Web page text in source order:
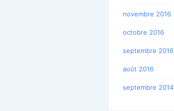
novembre 2016
octobre 2016
septembre 2016
août 2016
septembre 2014